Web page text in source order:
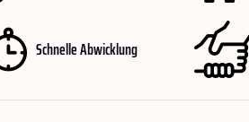
Schnelle Abwicklung